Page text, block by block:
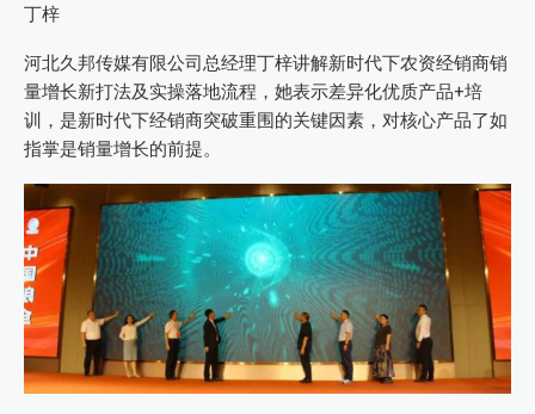
丁梓
河北久邦传媒有限公司总经理丁梓讲解新时代下农资经销商销
量增长新打法及实操落地流程，她表示差异化优质产品+培
训，是新时代下经销商突破重围的关键因素，对核心产品了如
指掌是销量增长的前提。